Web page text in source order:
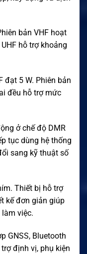
bản VHF hoạt
hỗ trợ khoảng
đạt 5 W. Phiên bản
đều hỗ trợ mức
ở chế độ DMR
tục dùng hệ thống
sang kỹ thuật số
Thiết bị hỗ trợ
kế đơn giản giúp
việc.
GNSS, Bluetooth
định vị, phụ kiện